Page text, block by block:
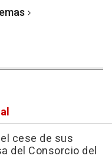
cese de sus
del Consorcio del